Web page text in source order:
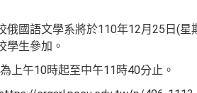
國語文學系將於110年12月25日(星
學生參加。
上午10時起至中午11時40分止。